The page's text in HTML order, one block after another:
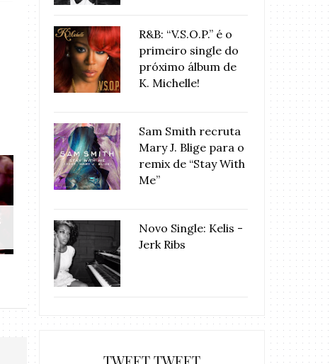
Assista a performance
inigualável d...
Alicia Keys faz
R&B: “V.S.O.P.” é o
primeiro single do
próximo álbum de
K. Michelle!
Sam Smith recruta
Mary J. Blige para o
remix de “Stay With
Me”
Novo Single: Kelis -
Jerk Ribs